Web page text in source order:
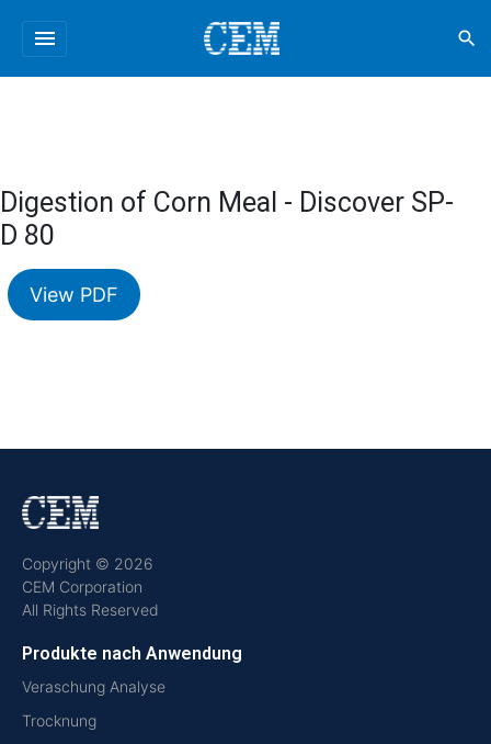
menu search
Digestion of Corn Meal - Discover SP-
D 80
View PDF
Copyright © 2026
CEM Corporation
All Rights Reserved
Produkte nach Anwendung
Veraschung Analyse
Trocknung